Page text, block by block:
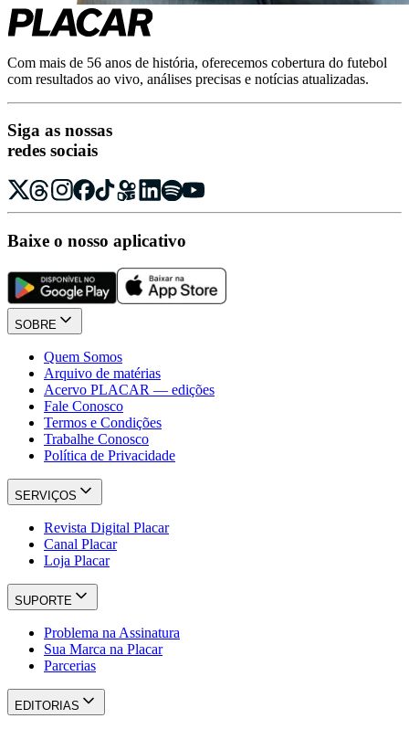
Com mais de 56 anos de história, oferecemos cobertura do futebol
com resultados ao vivo, análises precisas e notícias atualizadas.
Siga as nossas
redes sociais
Baixe o nosso aplicativo
SOBRE
Quem Somos
Arquivo de matérias
Acervo PLACAR — edições
Fale Conosco
Termos e Condições
Trabalhe Conosco
Política de Privacidade
SERVIÇOS
Revista Digital Placar
Canal Placar
Loja Placar
SUPORTE
Problema na Assinatura
Sua Marca na Placar
Parcerias
EDITORIAS